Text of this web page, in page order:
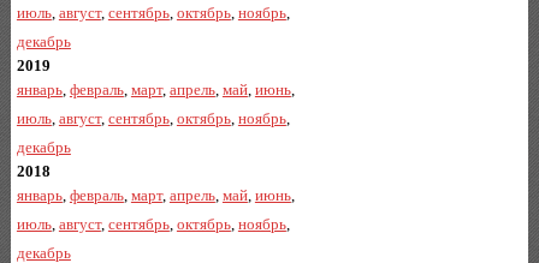
июль, август, сентябрь, октябрь, ноябрь,
декабрь
2019
январь, февраль, март, апрель, май, июнь,
июль, август, сентябрь, октябрь, ноябрь,
декабрь
2018
январь, февраль, март, апрель, май, июнь,
июль, август, сентябрь, октябрь, ноябрь,
декабрь